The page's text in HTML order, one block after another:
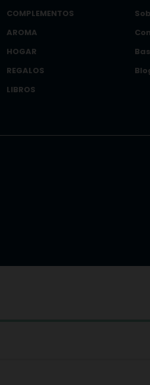
COMPLEMENTOS
AROMA
HOGAR
REGALOS
LIBROS